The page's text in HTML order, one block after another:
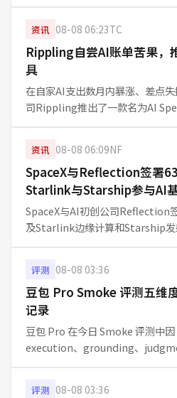
引发行业对AI
资讯 08-08 06:23TC
Rippling自尝AI账单苦果，
具
在自家AI支出数月内暴涨、差点
司Rippling推出了一款名为AI
资讯 08-08 06:09NF
SpaceX与Reflection签署
Starlink与Starship参与AI
SpaceX与AI初创公司Reflection
及Starlink边缘计算和Starship发
评测 08-08 03:36
豆包 Pro Smoke 评测五维
记录
豆包 Pro 在今日 Smoke 评测中
execution、grounding、
评测 08-08 03:36